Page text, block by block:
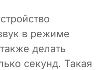
в режиме
делать
секунд. Такая